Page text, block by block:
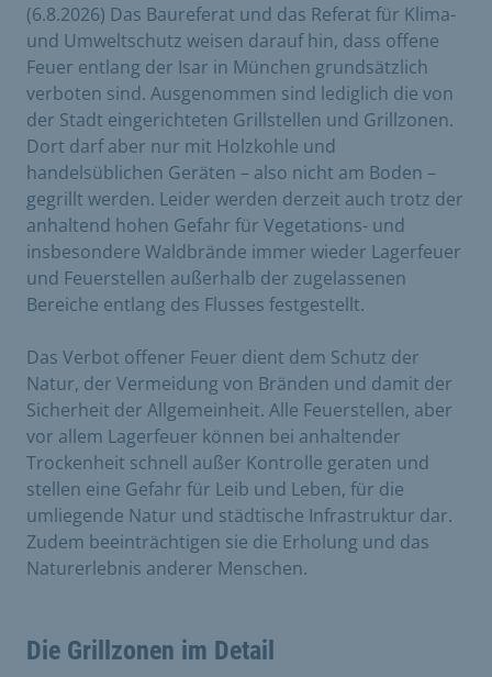
(6.8.2026) Das Baureferat und das Referat für Klima-
und Umweltschutz weisen darauf hin, dass offene
Feuer entlang der Isar in München grundsätzlich
verboten sind. Ausgenommen sind lediglich die von
der Stadt eingerichteten Grillstellen und Grillzonen.
Dort darf aber nur mit Holzkohle und
handelsüblichen Geräten – also nicht am Boden –
gegrillt werden. Leider werden derzeit auch trotz der
anhaltend hohen Gefahr für Vegetations- und
insbesondere Waldbrände immer wieder Lagerfeuer
und Feuerstellen außerhalb der zugelassenen
Bereiche entlang des Flusses festgestellt.
Das Verbot offener Feuer dient dem Schutz der
Natur, der Vermeidung von Bränden und damit der
Sicherheit der Allgemeinheit. Alle Feuerstellen, aber
vor allem Lagerfeuer können bei anhaltender
Trockenheit schnell außer Kontrolle geraten und
stellen eine Gefahr für Leib und Leben, für die
umliegende Natur und städtische Infrastruktur dar.
Zudem beeinträchtigen sie die Erholung und das
Naturerlebnis anderer Menschen.
Die Grillzonen im Detail